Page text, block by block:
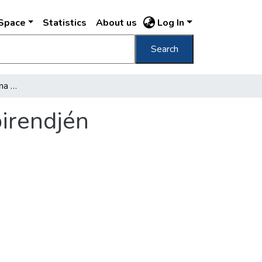
Statistics About us Log In
Search
A főváros idegenforgalma a tanácsülés napirendjén